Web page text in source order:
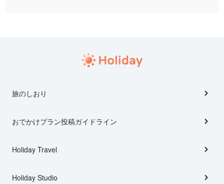
旅のしおり
おでかけプラン投稿ガイドライン
Holiday Travel
Holiday Studio